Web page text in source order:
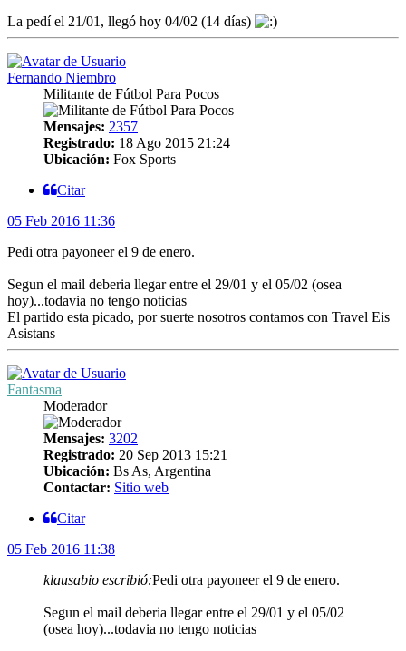
La pedí el 21/01, llegó hoy 04/02 (14 días)
Fernando Niembro
Militante de Fútbol Para Pocos
Mensajes: 2357
Registrado: 18 Ago 2015 21:24
Ubicación: Fox Sports
Citar
05 Feb 2016 11:36
Pedi otra payoneer el 9 de enero.
Segun el mail deberia llegar entre el 29/01 y el 05/02 (osea
hoy)...todavia no tengo noticias
El partido esta picado, por suerte nosotros contamos con Travel Eis
Asistans
Fantasma
Moderador
Mensajes: 3202
Registrado: 20 Sep 2013 15:21
Ubicación: Bs As, Argentina
Contactar: Sitio web
Citar
05 Feb 2016 11:38
klausabio escribió:Pedi otra payoneer el 9 de enero.
Segun el mail deberia llegar entre el 29/01 y el 05/02
(osea hoy)...todavia no tengo noticias